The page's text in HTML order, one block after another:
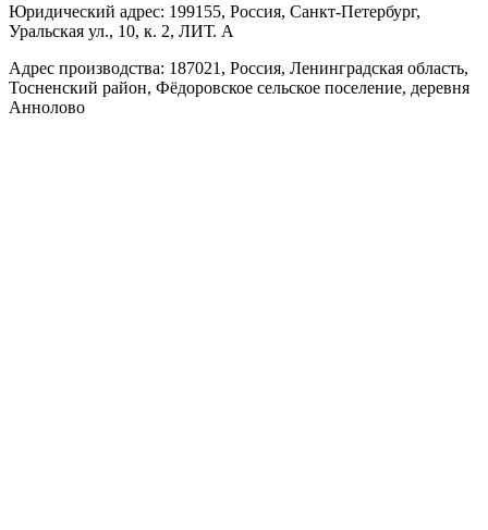
Юридический адрес: 199155, Россия, Санкт-Петербург,
Уральская ул., 10, к. 2, ЛИТ. А
Адрес производства: 187021, Россия, Ленинградская область,
Тосненский район, Фёдоровское сельское поселение, деревня
Аннолово